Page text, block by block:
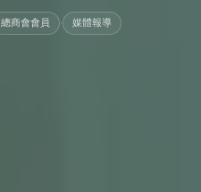
總商會會員 · 媒體報導